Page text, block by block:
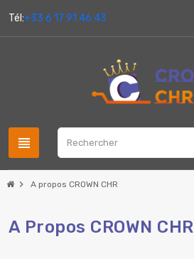
Tél:+33 6 17 91 46 43
view_headline
chevron_right A propos CROWN CHR
A Propos CROWN CHR